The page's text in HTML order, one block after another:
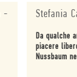
-
Stefania
Da qualche
piacere
Nussbaum